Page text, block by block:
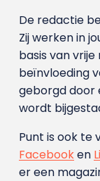
De redactie
Zij werken in
basis van
beïnvloeding
geborgd door
wordt
Punt is ook te
Facebooken
er een